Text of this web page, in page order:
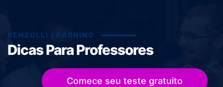
RENZULLI LEARNING
Dicas Para Professores
Comece seu teste gratuito